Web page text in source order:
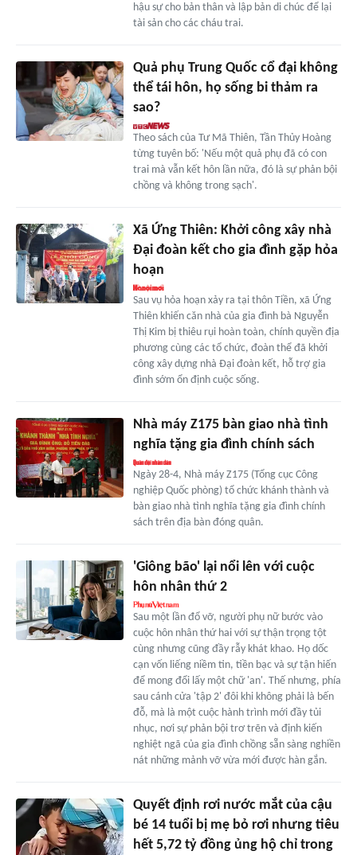
hậu sự cho bản thân và lập bản di chúc để lại
tài sản cho các cháu trai.
Quả phụ Trung Quốc cổ đại không
thể tái hôn, họ sống bi thảm ra
sao?
Theo sách của Tư Mã Thiên, Tần Thủy Hoàng
từng tuyên bố: 'Nếu một quả phụ đã có con
trai mà vẫn kết hôn lần nữa, đó là sự phản bội
chồng và không trong sạch'.
Xã Ứng Thiên: Khởi công xây nhà
Đại đoàn kết cho gia đình gặp hỏa
hoạn
Sau vụ hỏa hoạn xảy ra tại thôn Tiền, xã Ứng
Thiên khiến căn nhà của gia đình bà Nguyễn
Thị Kim bị thiêu rụi hoàn toàn, chính quyền địa
phương cùng các tổ chức, đoàn thể đã khởi
công xây dựng nhà Đại đoàn kết, hỗ trợ gia
đình sớm ổn định cuộc sống.
Nhà máy Z175 bàn giao nhà tình
nghĩa tặng gia đình chính sách
Ngày 28-4, Nhà máy Z175 (Tổng cục Công
nghiệp Quốc phòng) tổ chức khánh thành và
bàn giao nhà tình nghĩa tặng gia đình chính
sách trên địa bàn đóng quân.
'Giông bão' lại nổi lên với cuộc
hôn nhân thứ 2
Sau một lần đổ vỡ, người phụ nữ bước vào
cuộc hôn nhân thứ hai với sự thận trọng tột
cùng nhưng cũng đầy rẫy khát khao. Họ dốc
cạn vốn liếng niềm tin, tiền bạc và sự tận hiến
để mong đổi lấy một chữ 'an'. Thế nhưng, phía
sau cánh cửa 'tập 2' đôi khi không phải là bến
đỗ, mà là một cuộc hành trình mới đầy tủi
nhục, nơi sự phản bội trơ trẽn và định kiến
nghiệt ngã của gia đình chồng sẵn sàng nghiền
nát những mảnh vỡ vừa mới được hàn gắn.
Quyết định rơi nước mắt của cậu
bé 14 tuổi bị mẹ bỏ rơi nhưng tiêu
hết 5,72 tỷ đồng ủng hộ chỉ trong